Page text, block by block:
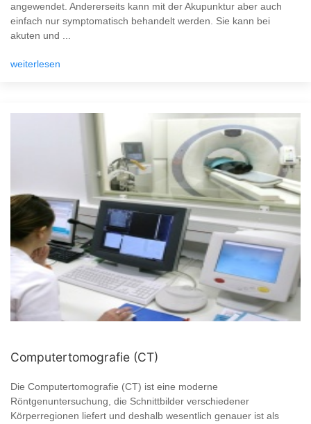
angewendet. Andererseits kann mit der Akupunktur aber auch
einfach nur symptomatisch behandelt werden. Sie kann bei
akuten und ...
weiterlesen
Computertomografie (CT)
Die Computertomografie (CT) ist eine moderne
Röntgenuntersuchung, die Schnittbilder verschiedener
Körperregionen liefert und deshalb wesentlich genauer ist als